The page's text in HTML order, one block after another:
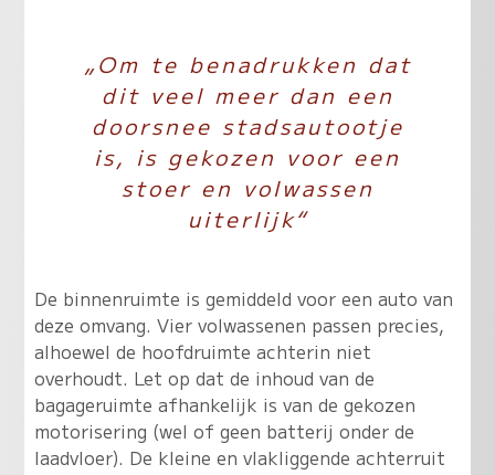
„Om te benadrukken dat
dit veel meer dan een
doorsnee stadsautootje
is, is gekozen voor een
stoer en volwassen
uiterlijk“
De binnenruimte is gemiddeld voor een auto van
deze omvang. Vier volwassenen passen precies,
alhoewel de hoofdruimte achterin niet
overhoudt. Let op dat de inhoud van de
bagageruimte afhankelijk is van de gekozen
motorisering (wel of geen batterij onder de
laadvloer). De kleine en vlakliggende achterruit